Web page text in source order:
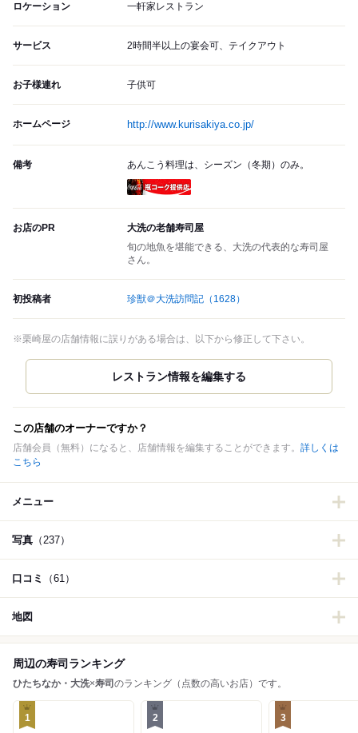
ロケーション 一軒家レストラン
サービス 2時間半以上の宴会可、テイクアウト
お子様連れ 子供可
ホームページ http://www.kurisakiya.co.jp/
備考
あんこう料理は、シーズン（冬期）のみ。
お店のPR
大洗の老舗寿司屋
旬の地魚を堪能できる、大洗の代表的な寿司屋
さん。
初投稿者 珍獣＠大洗訪問記 （1628）
※栗崎屋の店舗情報に誤りがある場合は、以下から修正して下さい。
この店舗のオーナーですか？
店舗会員（無料）になると、店舗情報を編集することができます。 詳しくは
こちら
メニュー
写真 （237）
口コミ （61）
地図
周辺の寿司ランキング
ひたちなか・大洗×寿司 のランキング（点数の高いお店）です。
1 2 3